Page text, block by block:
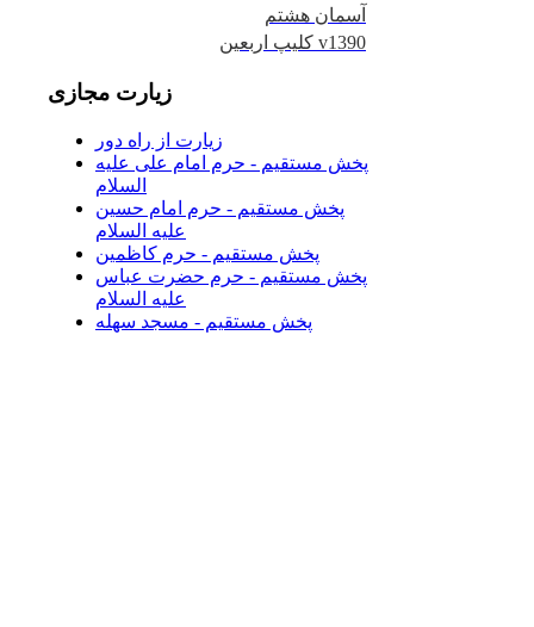
آسمان هشتم
کلیپ اربعین v1390
زیارت مجازی
زیارت از راه دور
پخش مستقیم - حرم امام علی علیه
السلام
پخش مستقیم - حرم امام حسین
علیه السلام
پخش مستقیم - حرم کاظمین
پخش مستقیم - حرم حضرت عباس
علیه السلام
پخش مستقیم - مسجد سهله